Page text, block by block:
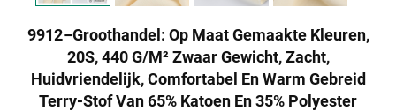
9912–Groothandel: Op Maat Gemaakte Kleuren,
20S, 440 G/m² Zwaar Gewicht, Zacht,
Huidvriendelijk, Comfortabel En Warm Gebreid
Terry-Stof Van 65% Katoen En 35% Polyester